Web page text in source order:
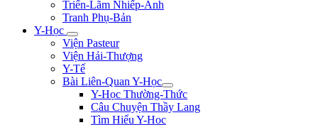
Triển-Lãm Nhiếp-Ảnh
Tranh Phụ-Bản
Y-Học
Viện Pasteur
Viện Hải-Thượng
Y-Tế
Bài Liên-Quan Y-Học
Y-Học Thường-Thức
Câu Chuyện Thầy Lang
Tìm Hiểu Y-Hoc